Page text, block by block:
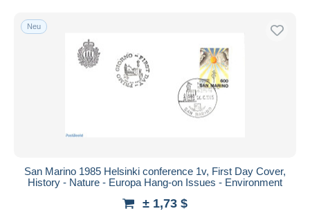
Neu
San Marino 1985 Helsinki conference 1v, First Day Cover,
History - Nature - Europa Hang-on Issues - Environment
± 1,73 $